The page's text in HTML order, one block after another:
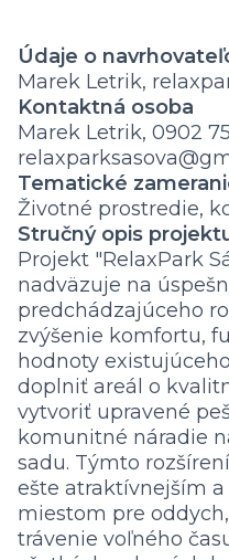
Údaje o
Marek Letrik,
Kontaktná osoba
Marek Letrik, 0902
Tematické
Životné prostredie,
Stručný opis
Projekt "RelaxPark
nadväzuje na
predchádzajúceho
zvýšenie komfortu,
hodnoty
doplniť areál o
vytvoriť upravené
komunitné náradie
sadu. Týmto
ešte atraktívnejším
miestom pre
trávenie voľného